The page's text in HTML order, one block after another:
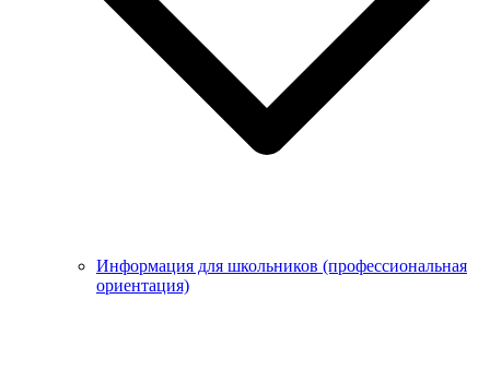
Информация для школьников (профессиональная
ориентация)